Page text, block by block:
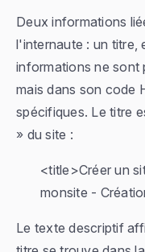
Deux informations
l'internaute : un titre,
informations ne sont
mais dans son code
spécifiques. Le titre
» du site :
<title>Créer un
monsite -
Le texte descriptif